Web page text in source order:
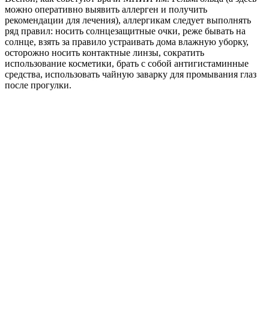
можно оперативно выявить аллерген и получить
рекомендации для лечения), аллергикам следует выполнять
ряд правил: носить солнцезащитные очки, реже бывать на
солнце, взять за правило устраивать дома влажную уборку,
осторожно носить контактные линзы, сократить
использование косметики, брать с собой антигистаминные
средства, использовать чайную заварку для промывания глаз
после прогулки.